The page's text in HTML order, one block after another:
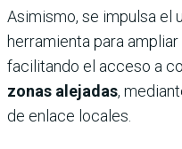
Asimismo, se impulsa el
herramienta para ampliar
facilitando el acceso a
zonas alejadas,
de enlace locales.